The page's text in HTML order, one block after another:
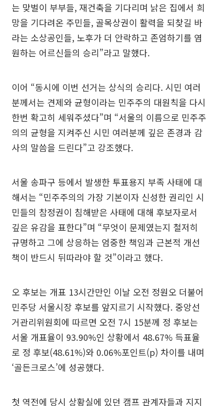
는 맞벌이 부부들, 재건축을 기다리며 낡은 집에서 희
망을 기다려온 주민들, 골목상권이 활력을 되찾길 바
라는 소상공인들, 노후가 더 안락하고 존엄하기를 염
원하는 어르신들의 승리”라고 말했다.
이어 “동시에 이번 선거는 상식의 승리다. 시민 여러
분께서는 견제와 균형이라는 민주주의 대원칙을 다시
한번 확고히 세워주셨다”며 “서울의 이름으로 민주주
의의 균형을 지켜주신 시민 여러분께 깊은 존경과 감
사의 말씀을 드린다”고 강조했다.
서울 송파구 등에서 발생한 투표용지 부족 사태에 대
해서는 “민주주의의 가장 기본이자 신성한 권리인 시
민들의 참정권이 침해받은 사태에 대해 후보자로서
깊은 유감을 표한다”며 “무엇이 문제였는지 철저히
규명하고 그에 상응하는 엄중한 책임과 근본적 개선
책이 반드시 뒤따라야 할 것”이라고 했다.
오 후보는 개표 13시간만인 이날 오전 정원오 더불어
민주당 서울시장 후보를 앞지르기 시작했다. 중앙선
거관리위원회에 따르면 오전 7시 15분께 정 후보는
서울 개표율이 93.90%인 상황에서 48.67% 득표율
로 정 후보(48.61%)와 0.06%포인트(p) 차이를 내며
‘골든크로스’에 성공했다.
첫 역전에 당시 상황실에 있던 캠프 관계자들과 지지